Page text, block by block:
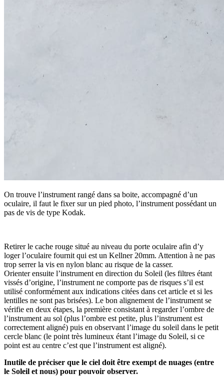
On trouve l’instrument rangé dans sa boite, accompagné d’un
oculaire, il faut le fixer sur un pied photo, l’instrument possédant un
pas de vis de type Kodak.
Retirer le cache rouge situé au niveau du porte oculaire afin d’y
loger l’oculaire fournit qui est un Kellner 20mm. Attention à ne pas
trop serrer la vis en nylon blanc au risque de la casser.
Orienter ensuite l’instrument en direction du Soleil (les filtres étant
vissés d’origine, l’instrument ne comporte pas de risques s’il est
utilisé conformément aux indications citées dans cet article et si les
lentilles ne sont pas brisées). Le bon alignement de l’instrument se
vérifie en deux étapes, la première consistant à regarder l’ombre de
l’instrument au sol (plus l’ombre est petite, plus l’instrument est
correctement aligné) puis en observant l’image du soleil dans le petit
cercle blanc (le point très lumineux étant l’image du Soleil, si ce
point est au centre c’est que l’instrument est aligné).
Inutile de préciser que le ciel doit être exempt de nuages (entre
le Soleil et nous) pour pouvoir observer.